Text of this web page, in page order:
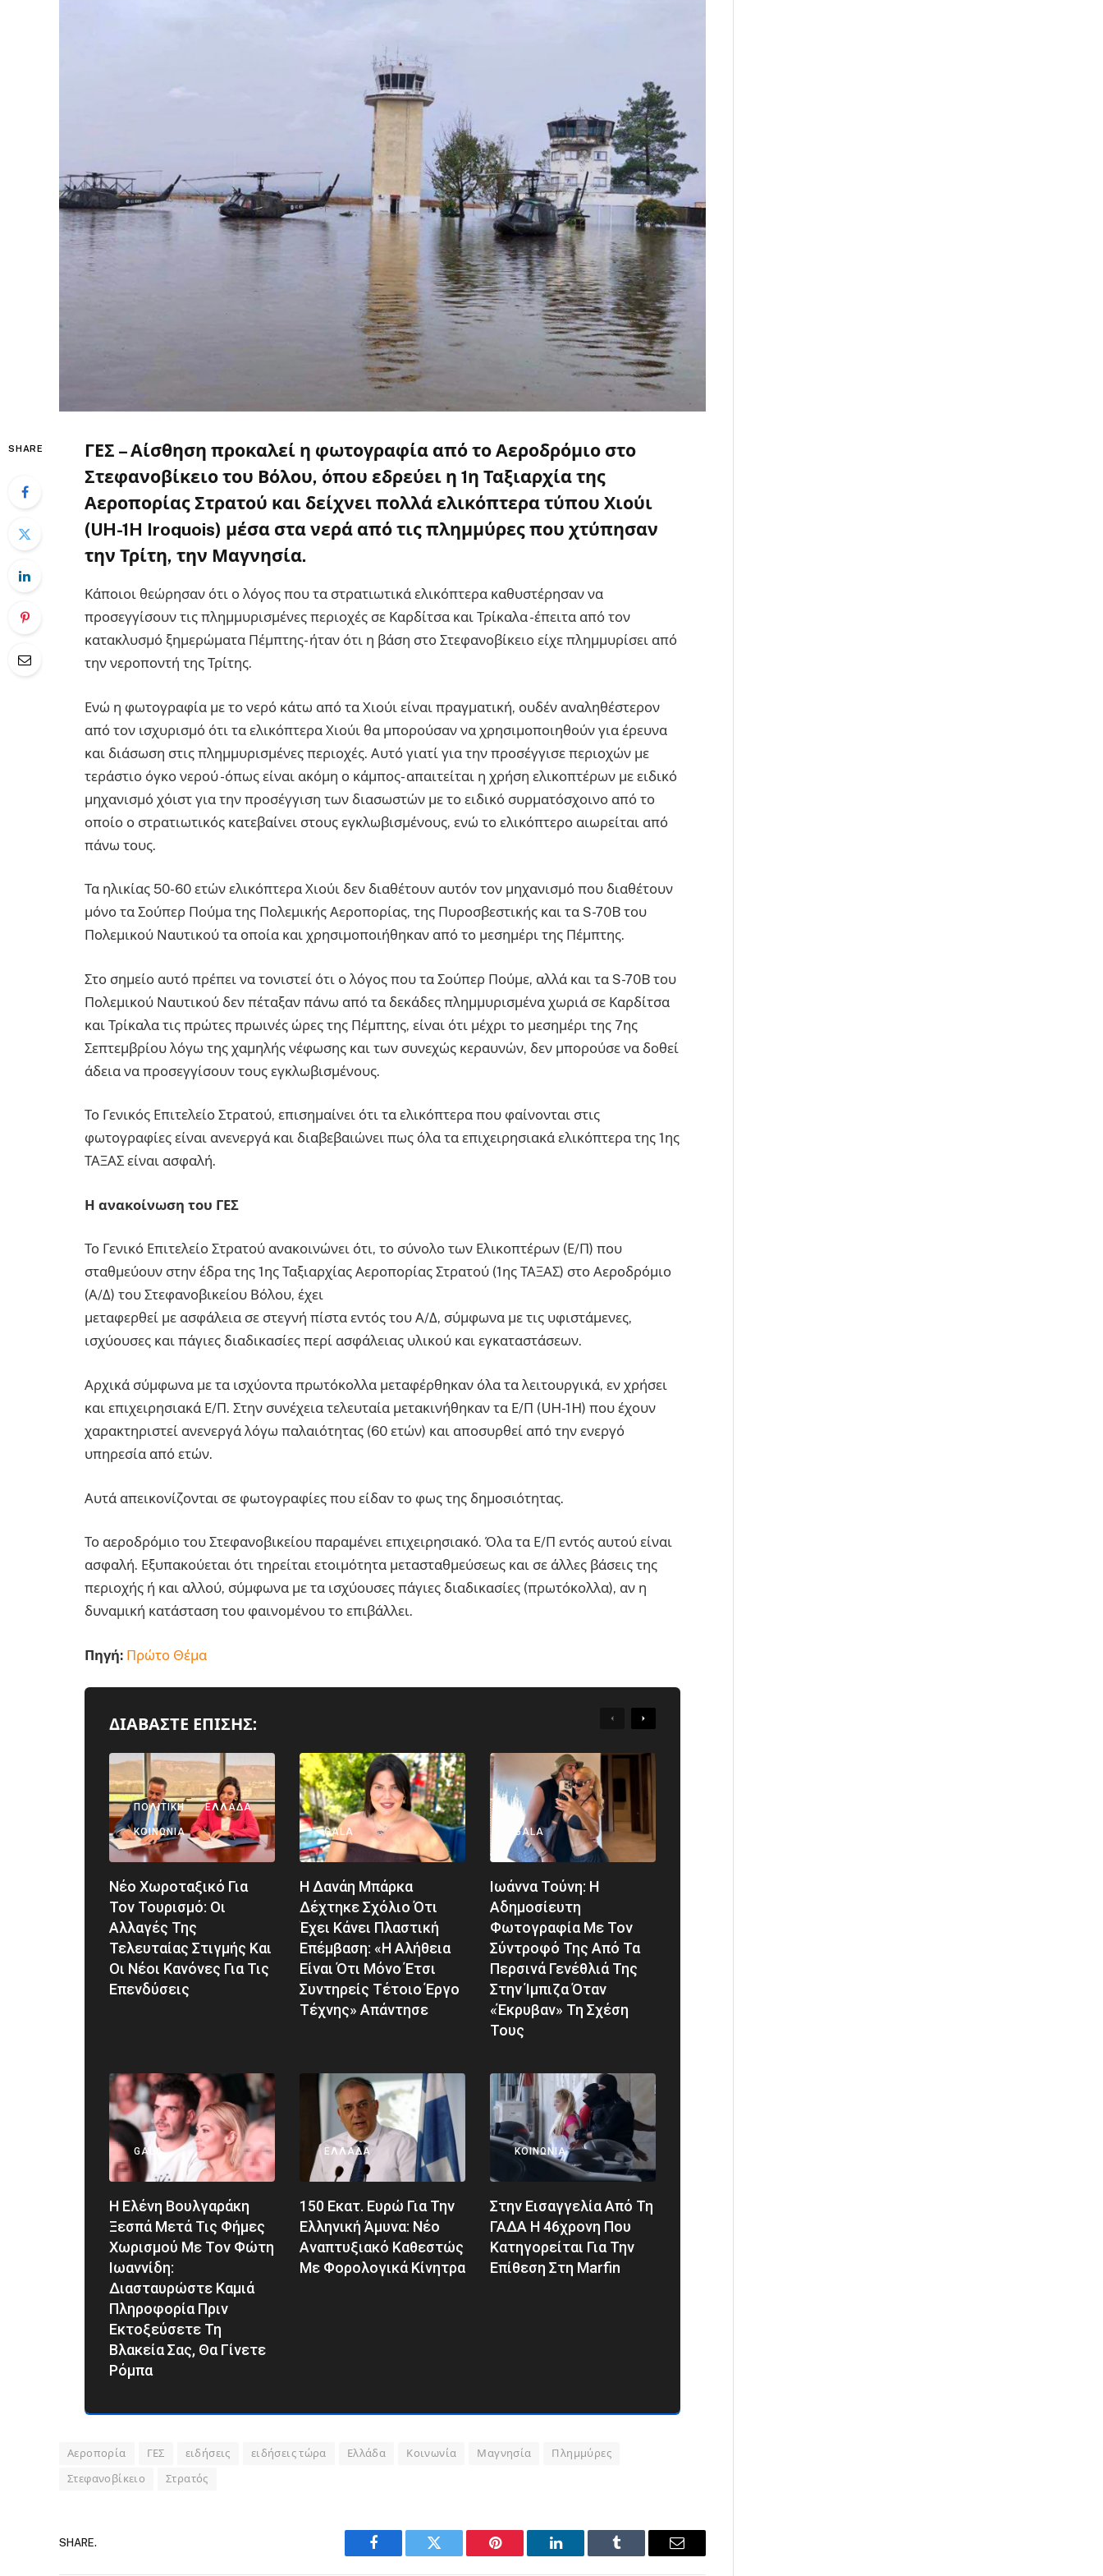
SHARE
ΓΕΣ – Αίσθηση προκαλεί η φωτογραφία από το Αεροδρόμιο στο
Στεφανοβίκειο του Βόλου, όπου εδρεύει η 1η Ταξιαρχία της
Αεροπορίας Στρατού και δείχνει πολλά ελικόπτερα τύπου Χιούι
(UH-1H Iroquois) μέσα στα νερά από τις πλημμύρες που χτύπησαν
την Τρίτη, την Μαγνησία.
Κάποιοι θεώρησαν ότι ο λόγος που τα στρατιωτικά ελικόπτερα καθυστέρησαν να
προσεγγίσουν τις πλημμυρισμένες περιοχές σε Καρδίτσα και Τρίκαλα -έπειτα από τον
κατακλυσμό ξημερώματα Πέμπτης- ήταν ότι η βάση στο Στεφανοβίκειο είχε πλημμυρίσει από
την νεροποντή της Τρίτης.
Ενώ η φωτογραφία με το νερό κάτω από τα Χιούι είναι πραγματική, ουδέν αναληθέστερον
από τον ισχυρισμό ότι τα ελικόπτερα Χιούι θα μπορούσαν να χρησιμοποιηθούν για έρευνα
και διάσωση στις πλημμυρισμένες περιοχές. Αυτό γιατί για την προσέγγισε περιοχών με
τεράστιο όγκο νερού -όπως είναι ακόμη ο κάμπος- απαιτείται η χρήση ελικοπτέρων με ειδικό
μηχανισμό χόιστ για την προσέγγιση των διασωστών με το ειδικό συρματόσχοινο από το
οποίο ο στρατιωτικός κατεβαίνει στους εγκλωβισμένους, ενώ το ελικόπτερο αιωρείται από
πάνω τους.
Τα ηλικίας 50-60 ετών ελικόπτερα Χιούι δεν διαθέτουν αυτόν τον μηχανισμό που διαθέτουν
μόνο τα Σούπερ Πούμα της Πολεμικής Αεροπορίας, της Πυροσβεστικής και τα S-70B του
Πολεμικού Ναυτικού τα οποία και χρησιμοποιήθηκαν από το μεσημέρι της Πέμπτης.
Στο σημείο αυτό πρέπει να τονιστεί ότι ο λόγος που τα Σούπερ Πούμε, αλλά και τα S-70B του
Πολεμικού Ναυτικού δεν πέταξαν πάνω από τα δεκάδες πλημμυρισμένα χωριά σε Καρδίτσα
και Τρίκαλα τις πρώτες πρωινές ώρες της Πέμπτης, είναι ότι μέχρι το μεσημέρι της 7ης
Σεπτεμβρίου λόγω της χαμηλής νέφωσης και των συνεχώς κεραυνών, δεν μπορούσε να δοθεί
άδεια να προσεγγίσουν τους εγκλωβισμένους.
Το Γενικός Επιτελείο Στρατού, επισημαίνει ότι τα ελικόπτερα που φαίνονται στις
φωτογραφίες είναι ανενεργά και διαβεβαιώνει πως όλα τα επιχειρησιακά ελικόπτερα της 1ης
ΤΑΞΑΣ είναι ασφαλή.
Η ανακοίνωση του ΓΕΣ
Το Γενικό Επιτελείο Στρατού ανακοινώνει ότι, το σύνολο των Ελικοπτέρων (Ε/Π) που
σταθμεύουν στην έδρα της 1ης Ταξιαρχίας Αεροπορίας Στρατού (1ης ΤΑΞΑΣ) στο Αεροδρόμιο
(Α/Δ) του Στεφανοβικείου Βόλου, έχει
μεταφερθεί με ασφάλεια σε στεγνή πίστα εντός του Α/Δ, σύμφωνα με τις υφιστάμενες,
ισχύουσες και πάγιες διαδικασίες περί ασφάλειας υλικού και εγκαταστάσεων.
Αρχικά σύμφωνα με τα ισχύοντα πρωτόκολλα μεταφέρθηκαν όλα τα λειτουργικά, εν χρήσει
και επιχειρησιακά Ε/Π. Στην συνέχεια τελευταία μετακινήθηκαν τα Ε/Π (UH-1H) που έχουν
χαρακτηριστεί ανενεργά λόγω παλαιότητας (60 ετών) και αποσυρθεί από την ενεργό
υπηρεσία από ετών.
Αυτά απεικονίζονται σε φωτογραφίες που είδαν το φως της δημοσιότητας.
Το αεροδρόμιο του Στεφανοβικείου παραμένει επιχειρησιακό. Όλα τα Ε/Π εντός αυτού είναι
ασφαλή. Εξυπακούεται ότι τηρείται ετοιμότητα μετασταθμεύσεως και σε άλλες βάσεις της
περιοχής ή και αλλού, σύμφωνα με τα ισχύουσες πάγιες διαδικασίες (πρωτόκολλα), αν η
δυναμική κατάσταση του φαινομένου το επιβάλλει.
Πηγή: Πρώτο Θέμα
ΔΙΑΒΑΣΤΕ ΕΠΙΣΗΣ: PreviousNext
ΠΟΛΙΤΙΚΉ ΕΛΛΆΔΑ
ΚΟΙΝΩΝΊΑ
Νέο Χωροταξικό Για
Τον Τουρισμό: Οι
Αλλαγές Της
Τελευταίας Στιγμής Και
Οι Νέοι Κανόνες Για Τις
Επενδύσεις
GALA
Η Δανάη Μπάρκα
Δέχτηκε Σχόλιο Ότι
Έχει Κάνει Πλαστική
Επέμβαση: «Η Αλήθεια
Είναι Ότι Μόνο Έτσι
Συντηρείς Τέτοιο Έργο
Τέχνης» Απάντησε
GALA
Ιωάννα Τούνη: Η
Αδημοσίευτη
Φωτογραφία Με Τον
Σύντροφό Της Από Τα
Περσινά Γενέθλιά Της
Στην Ίμπιζα Όταν
«έκρυβαν» Τη Σχέση
Τους
GALA
Η Ελένη Βουλγαράκη
Ξεσπά Μετά Τις Φήμες
Χωρισμού Με Τον Φώτη
Ιωαννίδη:
Διασταυρώστε Καμιά
Πληροφορία Πριν
Εκτοξεύσετε Τη
Βλακεία Σας, Θα Γίνετε
Ρόμπα
ΕΛΛΆΔΑ
150 Εκατ. Ευρώ Για Την
Ελληνική Άμυνα: Νέο
Αναπτυξιακό Καθεστώς
Με Φορολογικά Κίνητρα
ΚΟΙΝΩΝΊΑ
Στην Εισαγγελία Από Τη
ΓΑΔΑ Η 46χρονη Που
Κατηγορείται Για Την
Επίθεση Στη Marfin
Αεροπορία ΓΕΣ ειδήσεις ειδήσεις τώρα Ελλάδα Κοινωνία Μαγνησία Πλημμύρες
Στεφανοβίκειο Στρατός
SHARE.
Facebook Twitter Pinterest LinkedIn Tumblr Email